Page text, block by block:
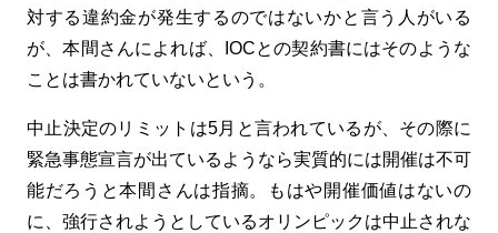
対する違約金が発生するのではないかと言う人がいる
が、本間さんによれば、
IOCとの契約書にはそのような
ことは書かれていないという。
中止決定のリミットは5月と言われているが、その際に
緊急事態宣言が出ているようなら実質的には開催は不可
能だろうと本間さんは指摘。もはや開催価値はないの
に、強行されようとしているオリンピックは中止されな